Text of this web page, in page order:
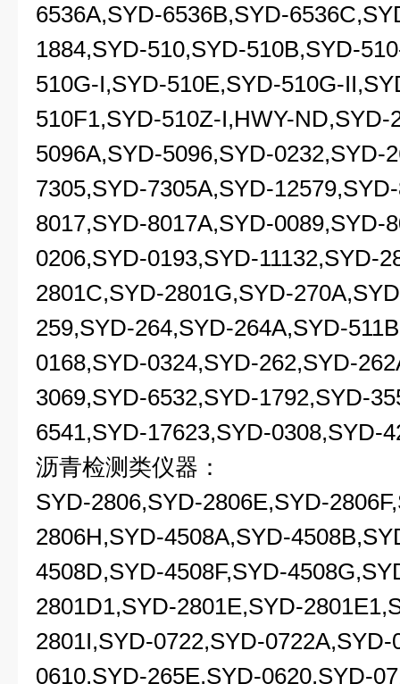
6536A,SYD-6536B,SYD-
1884,SYD-510,SYD-510B,SYD-
510G-I,SYD-510E,SYD-510G-
510F1,SYD-510Z-I,HWY-ND,SYD-
5096A,SYD-5096,SYD-0232,SYD-
7305,SYD-7305A,SYD-
8017,SYD-8017A,SYD-0089,SYD-
0206,SYD-0193,SYD-11132,SYD-
2801C,SYD-2801G,SYD-
259,SYD-264,SYD-264A,SYD-
0168,SYD-0324,SYD-262,SYD-
3069,SYD-6532,SYD-1792,SYD-
6541,SYD-17623,SYD-0308,SYD-
沥青检测类仪器：
SYD-2806,SYD-2806E,SYD-
2806H,SYD-4508A,SYD-
4508D,SYD-4508F,SYD-
2801D1,SYD-2801E,SYD-
2801I,SYD-0722,SYD-
0610,SYD-265E,SYD-0620,SYD-